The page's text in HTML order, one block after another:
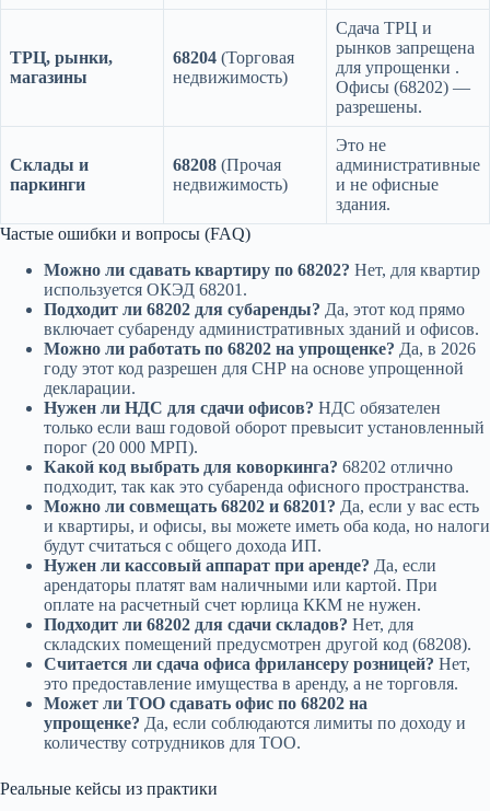
ТРЦ, рынки,
магазины
68204 (Торговая
недвижимость)
Сдача ТРЦ и
рынков запрещена
для упрощенки .
Офисы (68202) —
разрешены.
Склады и
паркинги
68208 (Прочая
недвижимость)
Это не
административные
и не офисные
здания.
Частые ошибки и вопросы (FAQ)
Можно ли сдавать квартиру по 68202? Нет, для квартир
используется ОКЭД 68201.
Подходит ли 68202 для субаренды? Да, этот код прямо
включает субаренду административных зданий и офисов.
Можно ли работать по 68202 на упрощенке? Да, в 2026
году этот код разрешен для СНР на основе упрощенной
декларации.
Нужен ли НДС для сдачи офисов? НДС обязателен
только если ваш годовой оборот превысит установленный
порог (20 000 МРП).
Какой код выбрать для коворкинга? 68202 отлично
подходит, так как это субаренда офисного пространства.
Можно ли совмещать 68202 и 68201? Да, если у вас есть
и квартиры, и офисы, вы можете иметь оба кода, но налоги
будут считаться с общего дохода ИП.
Нужен ли кассовый аппарат при аренде? Да, если
арендаторы платят вам наличными или картой. При
оплате на расчетный счет юрлица ККМ не нужен.
Подходит ли 68202 для сдачи складов? Нет, для
складских помещений предусмотрен другой код (68208).
Считается ли сдача офиса фрилансеру розницей? Нет,
это предоставление имущества в аренду, а не торговля.
Может ли ТОО сдавать офис по 68202 на
упрощенке? Да, если соблюдаются лимиты по доходу и
количеству сотрудников для ТОО.
Реальные кейсы из практики